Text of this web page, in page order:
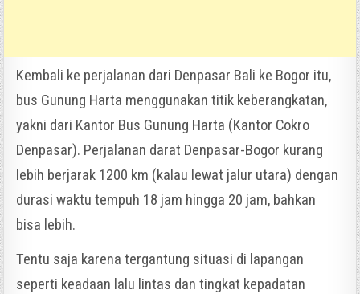
Kembali ke perjalanan dari Denpasar Bali ke Bogor itu,
bus Gunung Harta menggunakan titik keberangkatan,
yakni dari Kantor Bus Gunung Harta (Kantor Cokro
Denpasar). Perjalanan darat Denpasar-Bogor kurang
lebih berjarak 1200 km (kalau lewat jalur utara) dengan
durasi waktu tempuh 18 jam hingga 20 jam, bahkan
bisa lebih.
Tentu saja karena tergantung situasi di lapangan
seperti keadaan lalu lintas dan tingkat kepadatan